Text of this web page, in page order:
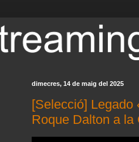
dimecres, 14 de maig del 2025
[Selecció] Legado
Roque Dalton a la